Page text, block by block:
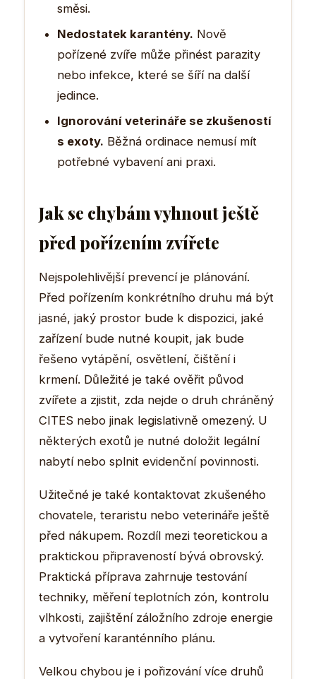
směsi.
Nedostatek karantény. Nově
pořízené zvíře může přinést parazity
nebo infekce, které se šíří na další
jedince.
Ignorování veterináře se zkušeností
s exoty. Běžná ordinace nemusí mít
potřebné vybavení ani praxi.
Jak se chybám vyhnout ještě
před pořízením zvířete
Nejspolehlivější prevencí je plánování.
Před pořízením konkrétního druhu má být
jasné, jaký prostor bude k dispozici, jaké
zařízení bude nutné koupit, jak bude
řešeno vytápění, osvětlení, čištění i
krmení. Důležité je také ověřit původ
zvířete a zjistit, zda nejde o druh chráněný
CITES nebo jinak legislativně omezený. U
některých exotů je nutné doložit legální
nabytí nebo splnit evidenční povinnosti.
Užitečné je také kontaktovat zkušeného
chovatele, teraristu nebo veterináře ještě
před nákupem. Rozdíl mezi teoretickou a
praktickou připraveností bývá obrovský.
Praktická příprava zahrnuje testování
techniky, měření teplotních zón, kontrolu
vlhkosti, zajištění záložního zdroje energie
a vytvoření karanténního plánu.
Velkou chybou je i pořizování více druhů